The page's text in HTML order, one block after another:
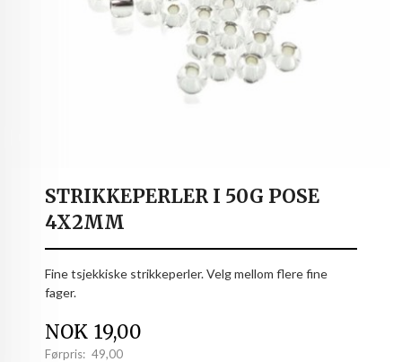
STRIKKEPERLER I 50G POSE
4X2MM
Fine tsjekkiske strikkeperler. Velg mellom flere fine
fager.
Tilbud
NOK 19,00
Førpris: 49,00